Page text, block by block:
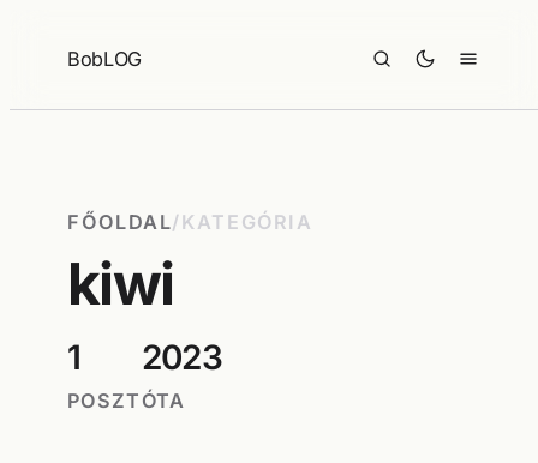
BobLOG
FŐOLDAL/KATEGÓRIA
kiwi
1
POSZT
2023
ÓTA